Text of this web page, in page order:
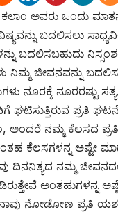
ಅವರು ಒಂದು
ಬದಲಿಸಲು
ಬದಲಿಸಬಹುದು
ನಿಮ್ಮ ಜೀವನವನ್ನು
ನೂರಕ್ಕೆ ನೂರರಷ್ಟು
ಘಟಿಸುತ್ತಿರುವ ಪ್ರತಿ
ಅಂದರೆ ನಮ್ಮ ಕೆಲಸದ
ಕೆಲಸಗಳನ್ನ ಅಷ್ಟೇ
ದಿನನಿತ್ಯದ ನಮ್ಮ
ಅಂತಹುಗಳನ್ನ
ನೋಡೋಣ ಪ್ರತಿ